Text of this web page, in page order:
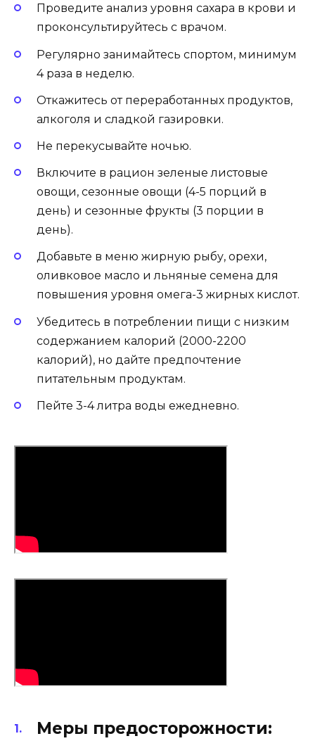
Проведите анализ уровня сахара в крови и
проконсультируйтесь с врачом.
Регулярно занимайтесь спортом, минимум
4 раза в неделю.
Откажитесь от переработанных продуктов,
алкоголя и сладкой газировки.
Не перекусывайте ночью.
Включите в рацион зеленые листовые
овощи, сезонные овощи (4-5 порций в
день) и сезонные фрукты (3 порции в
день).
Добавьте в меню жирную рыбу, орехи,
оливковое масло и льняные семена для
повышения уровня омега-3 жирных кислот.
Убедитесь в потреблении пищи с низким
содержанием калорий (2000-2200
калорий), но дайте предпочтение
питательным продуктам.
Пейте 3-4 литра воды ежедневно.
Меры предосторожности: